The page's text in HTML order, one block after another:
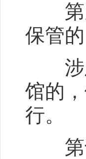
第九
保管
涉及
馆的
行。
第十